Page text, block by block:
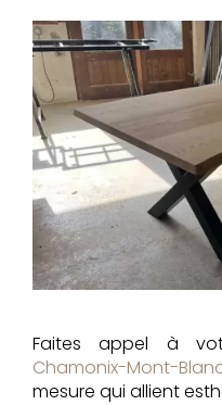
Faites appel à
Chamonix-Mont-
mesure qui allient